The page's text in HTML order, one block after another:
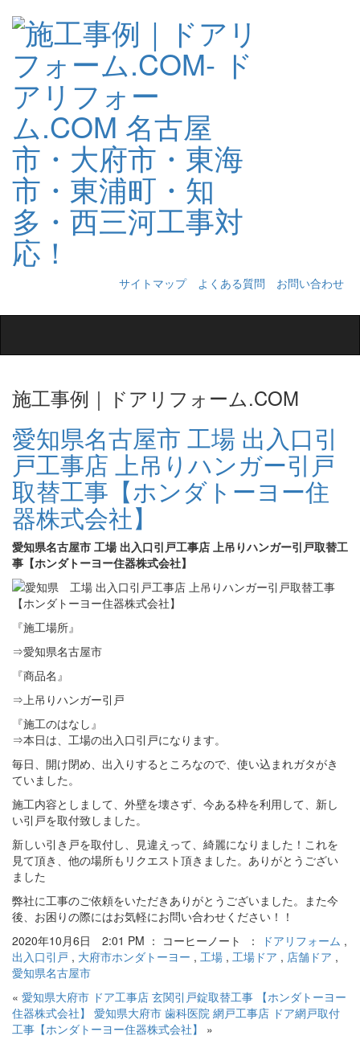
サイトマップ よくある質問
お問い合わせ
navigation
施工事例｜ドアリフォーム.COM
愛知県名古屋市 工場 出入口引
戸工事店 上吊りハンガー引戸
取替工事【ホンダトーヨー住
器株式会社】
愛知県名古屋市 工場 出入口引戸工事店 上吊りハンガー引戸取替工
事【ホンダトーヨー住器株式会社】
『施工場所』
⇒愛知県名古屋市
『商品名』
⇒上吊りハンガー引戸
『施工のはなし』
⇒本日は、工場の出入口引戸になります。
毎日、開け閉め、出入りするところなので、使い込まれガタがき
ていました。
施工内容としまして、外壁を壊さず、今ある枠を利用して、新し
い引戸を取付致しました。
新しい引き戸を取付し、見違えって、綺麗になりました！これを
見て頂き、他の場所もリクエスト頂きました。ありがとうござい
ました
弊社に工事のご依頼をいただきありがとうございました。また今
後、お困りの際にはお気軽にお問い合わせください！！
2020年10月6日 2:01 PM ： コーヒーノート ：
ドアリフォーム ,
出入口引戸 , 大府市ホンダトーヨー , 工場 , 工場ドア , 店舗ドア ,
愛知県名古屋市
« 愛知県大府市 ドア工事店 玄関引戸錠取替工事 【ホンダトーヨー
住器株式会社】 愛知県大府市 歯科医院 網戸工事店 ドア網戸取付
工事【ホンダトーヨー住器株式会社】
»